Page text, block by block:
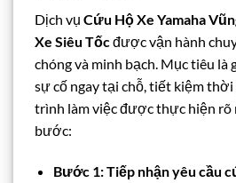
Dịch vụ Cứu Hộ Xe Yamaha
Xe Siêu Tốcđược vận hành
chóng và minh bạch. Mục tiêu là
sự cố ngay tại chỗ, tiết kiệm thời
trình làm việc được thực hiện rõ
bước:
Bước 1: Tiếp nhận yêu cầu